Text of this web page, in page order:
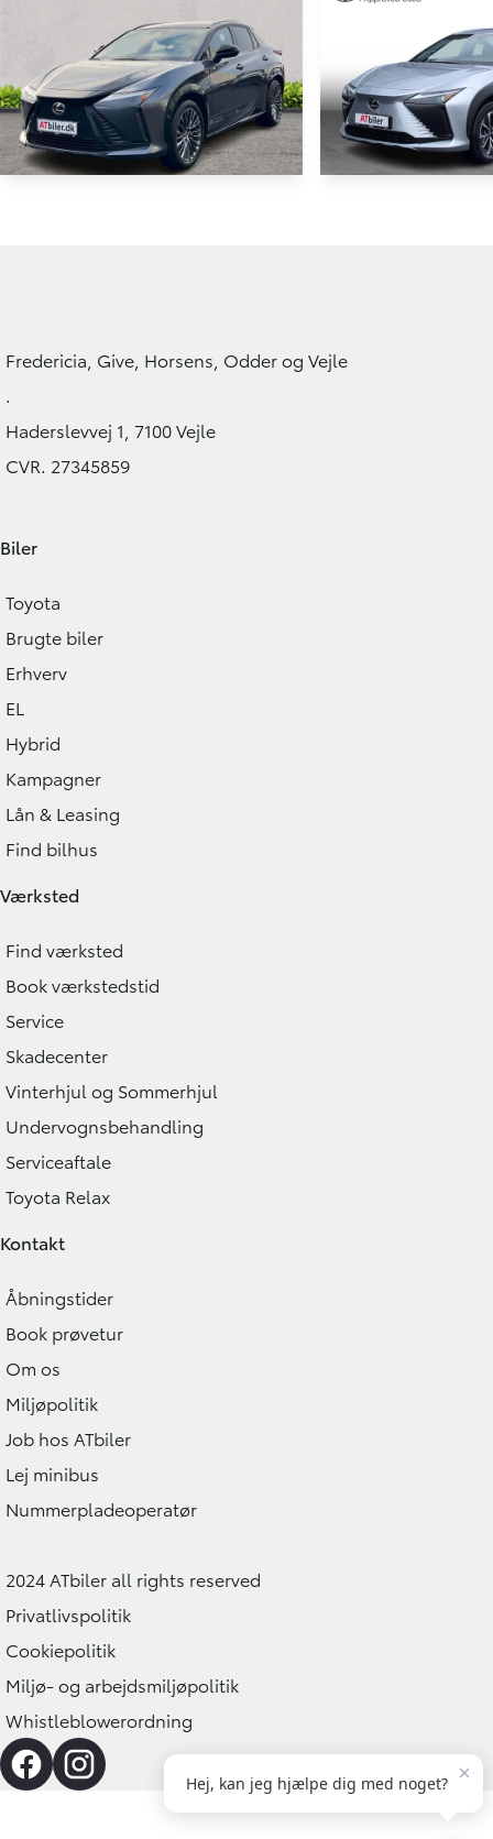
KONTANT 359.900 KR. KONTANT
Fredericia, Give, Horsens, Odder og Vejle
.
Haderslevvej 1, 7100 Vejle
CVR. 27345859
Biler
Toyota
Brugte biler
Erhverv
EL
Hybrid
Kampagner
Lån & Leasing
Find bilhus
Værksted
Find værksted
Book værkstedstid
Service
Skadecenter
Vinterhjul og Sommerhjul
Undervognsbehandling
Serviceaftale
Toyota Relax
Kontakt
Åbningstider
Book prøvetur
Om os
Miljøpolitik
Job hos ATbiler
Lej minibus
Nummerpladeoperatør
2024 ATbiler all rights reserved
Privatlivspolitik
Cookiepolitik
Miljø- og arbejdsmiljøpolitik
Whistleblowerordning